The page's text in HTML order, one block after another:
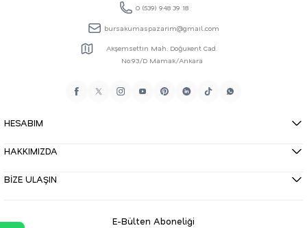
0 (539) 948 39 18
bursakumaspazarim@gmail.com
Akşemsettin Mah. Doğukent Cad.
No:93/D Mamak/Ankara
HESABIM
HAKKIMIZDA
BİZE ULAŞIN
E-Bülten Aboneliği